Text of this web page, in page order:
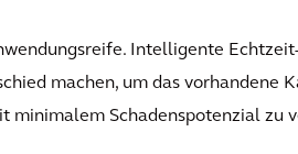
Intelligente
machen, um das vorhandene
minimalem Schadenspotenzial zu